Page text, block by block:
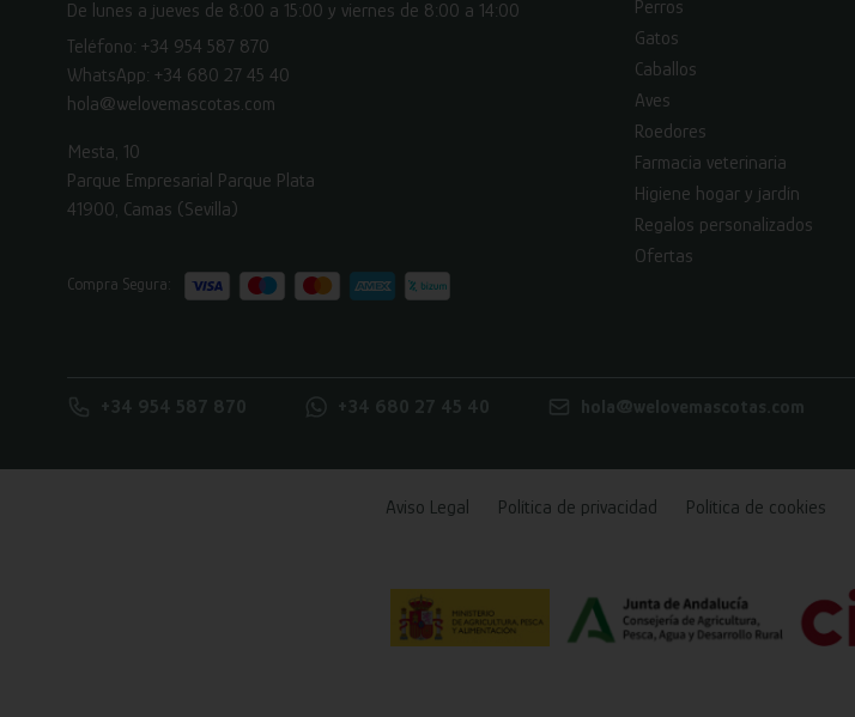
De lunes a jueves de 8:00 a 15:00 y viernes de 8:00 a 14:00
Teléfono: +34 954 587 870
WhatsApp: +34 680 27 45 40
hola@welovemascotas.com
Mesta, 10
Parque Empresarial Parque Plata
41900, Camas (Sevilla)
Compra Segura:
Perros
Gatos
Caballos
Aves
Roedores
Farmacia veterinaria
Higiene hogar y jardín
Regalos personalizados
Ofertas
+34 954 587 870 +34 680 27 45 40 hola@welovemascotas.com
Aviso Legal Política de privacidad Política de cookies